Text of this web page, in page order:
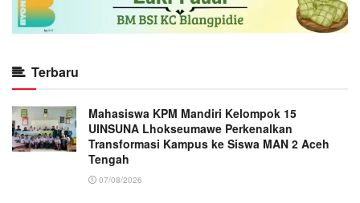
Terbaru
Mahasiswa KPM Mandiri Kelompok 15
UINSUNA Lhokseumawe Perkenalkan
Transformasi Kampus ke Siswa MAN 2 Aceh
Tengah
07/08/2026